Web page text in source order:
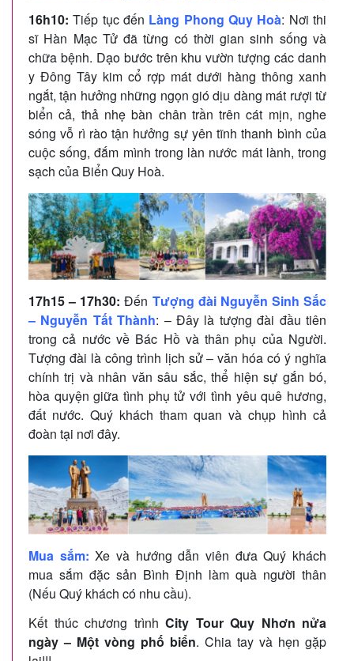
16h10: Tiếp tục đến Làng Phong Quy Hoà: Nơi thi
sĩ Hàn Mạc Tử đã từng có thời gian sinh sống và
chữa bệnh. Dạo bước trên khu vườn tượng các danh
y Đông Tây kim cổ rợp mát dưới hàng thông xanh
ngắt, tận hưởng những ngọn gió dịu dàng mát rượi từ
biển cả, thả nhẹ bàn chân trần trên cát mịn, nghe
sóng vỗ rì rào tận hưởng sự yên tĩnh thanh bình của
cuộc sống, đắm mình trong làn nước mát lành, trong
sạch của Biển Quy Hoà.
17h15 – 17h30: Đến Tượng đài Nguyễn Sinh Sắc
– Nguyễn Tất Thành: – Đây là tượng đài đầu tiên
trong cả nước về Bác Hồ và thân phụ của Người.
Tượng đài là công trình lịch sử – văn hóa có ý nghĩa
chính trị và nhân văn sâu sắc, thể hiện sự gắn bó,
hòa quyện giữa tình phụ tử với tình yêu quê hương,
đất nước. Quý khách tham quan và chụp hình cả
đoàn tại nơi đây.
Mua sắm: Xe và hướng dẫn viên đưa Quý khách
mua sắm đặc sản Bình Định làm quà người thân
(Nếu Quý khách có nhu cầu).
Kết thúc chương trình City Tour Quy Nhơn nửa
ngày – Một vòng phố biển. Chia tay và hẹn gặp